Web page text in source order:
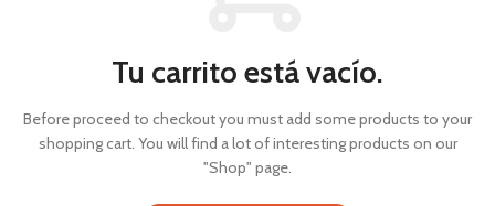
Tu carrito está vacío.
Before proceed to checkout you must add some products to your
shopping cart. You will find a lot of interesting products on our
"Shop" page.